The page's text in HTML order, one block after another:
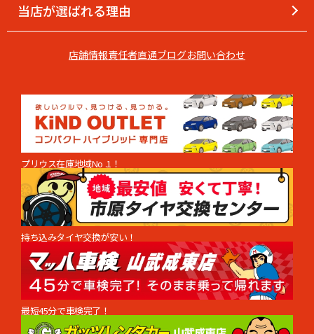
当店が選ばれる理由
店舗情報責任者直通ブログお問い合わせ
プリウス在庫地域No .1！
持ち込みタイヤ交換が安い！
最短45分で車検完了！